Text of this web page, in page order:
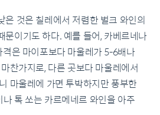
은 것은 칠레에서 저렴한 벌크 와인의
문이기도 하다. 예를 들어, 카베르네나
은 마이포보다 마울레가 5-6배나
찬가지로, 다른 곳보다 마울레에서
마울레에 가면 투박하지만 풍부한
톡 쏘는 카르메네르 와인을 아주